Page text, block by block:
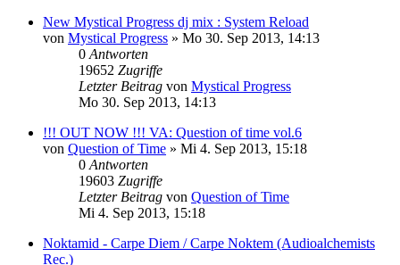
New Mystical Progress dj mix : System Reload
von Mystical Progress » Mo 30. Sep 2013, 14:13
0 Antworten
19652 Zugriffe
Letzter Beitrag von Mystical Progress
Mo 30. Sep 2013, 14:13
!!! OUT NOW !!! VA: Question of time vol.6
von Question of Time » Mi 4. Sep 2013, 15:18
0 Antworten
19603 Zugriffe
Letzter Beitrag von Question of Time
Mi 4. Sep 2013, 15:18
Noktamid - Carpe Diem / Carpe Noktem (Audioalchemists
Rec.)